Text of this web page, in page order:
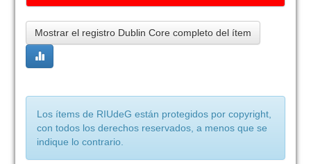
Mostrar el registro Dublin Core completo del ítem
Los ítems de RIUdeG están protegidos por copyright,
con todos los derechos reservados, a menos que se
indique lo contrario.